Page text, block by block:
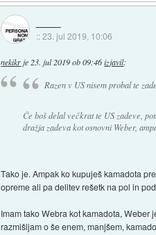
::23. jul 2019, 10:06
nekikrje23. jul 2019 ob 09:46 izjavil:
Razen v US nisem probal te
Če boš delal večkrat te US zadeve,
dražja zadeva kot osnovni Weber,
Tako je. Ampak ko kupuješ kamadota
opreme ali pa delitev rešetk na pol in
Imam tako Webra kot kamadota,
razmišljam o še enem, manjšem,